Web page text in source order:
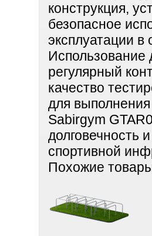
конструкция,
безопасное
эксплуатации
Использование
регулярный
качество
для
Sabirgym
долговечность
спортивной
Похожие